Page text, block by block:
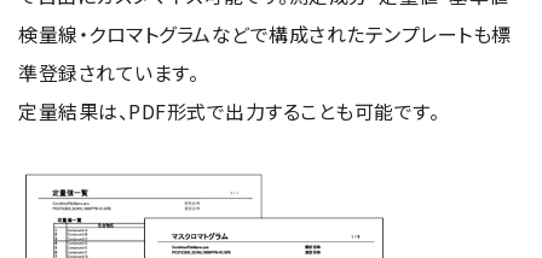
検量線・クロマトグラムなどで構成されたテンプレートも標
準登録されています。
定量結果は、PDF形式で出力することも可能です。